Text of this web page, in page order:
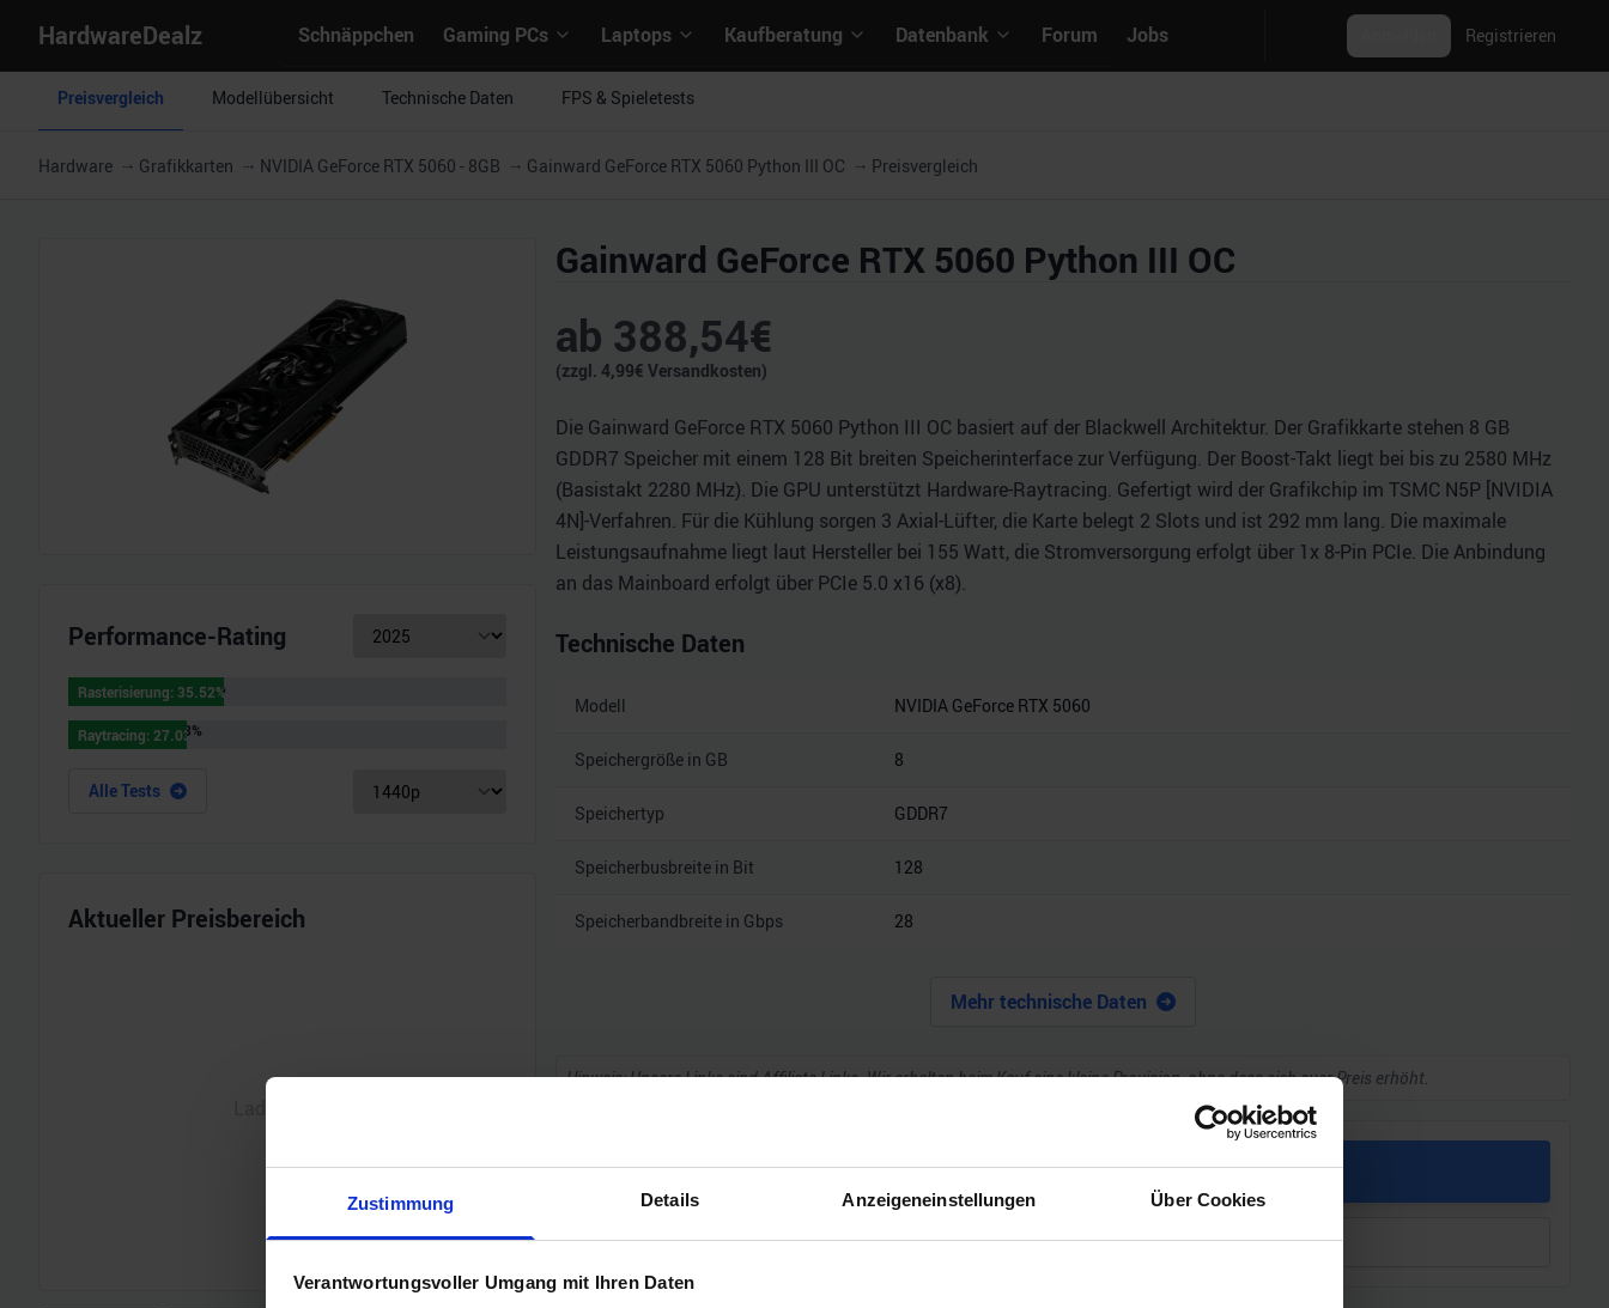
Zustimmung Details Anzeigeneinstellungen Über Cookies
Verantwortungsvoller Umgang mit Ihren Daten
HardwareDealz Schnäppchen Gaming PCs Laptops Kaufberatung Datenbank Forum Jobs Registrieren
Preisvergleich Modellübersicht Technische Daten FPS & Spieletests
Hardware Grafikkarten NVIDIA GeForce RTX 5060 - 8GB Gainward GeForce RTX 5060 Python III OC Preisvergleich
Performance-Rating
Rasterisierung: 35.52%
Rasterisierung: 35.52%
Raytracing:27.03%
Raytracing:27.03%
Alle Tests
Aktueller Preisbereich
Gainward GeForce RTX 5060 Python III OC
ab 388,54€
(zzgl. 4,99€ Versandkosten)
Die Gainward GeForce RTX 5060 Python III OC basiert auf der Blackwell Architektur. Der Grafikkarte stehen 8 GB
GDDR7 Speicher mit einem 128 Bit breiten Speicherinterface zur Verfügung. Der Boost-Takt liegt bei bis zu 2580 MHz
(Basistakt 2280 MHz). Die GPU unterstützt Hardware-Raytracing. Gefertigt wird der Grafikchip im TSMC N5P [NVIDIA
4N]-Verfahren. Für die Kühlung sorgen 3 Axial-Lüfter, die Karte belegt 2 Slots und ist 292 mm lang. Die maximale
Leistungsaufnahme liegt laut Hersteller bei 155 Watt, die Stromversorgung erfolgt über 1x 8-Pin PCIe. Die Anbindung
an das Mainboard erfolgt über PCIe 5.0 x16 (x8).
Technische Daten
Modell NVIDIA GeForce RTX 5060
Speichergröße in GB 8
Speichertyp GDDR7
Speicherbusbreite in Bit 128
Speicherbandbreite in Gbps 28
Mehr technische Daten
Hinweis: Unsere Links sind Affiliate Links. Wir erhalten beim Kauf eine kleine Provision, ohne dass sich euer Preis erhöht.
ZUM BESTPREIS
Vergleichen